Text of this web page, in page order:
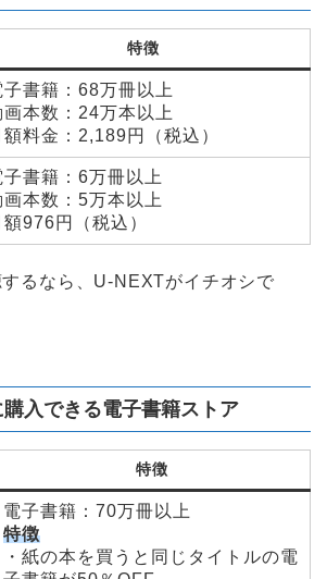
特徴
子書籍：68万冊以上
画本数：24万本以上
額料金：2,189円（税込）
子書籍：6万冊以上
画本数：5万本以上
額976円（税込）
るなら、U-NEXTがイチオシで
入できる電子書籍ストア
特徴
電子書籍：70万冊以上
特徴
・紙の本を買うと同じタイトルの電